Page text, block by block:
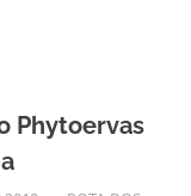
Phytoervas